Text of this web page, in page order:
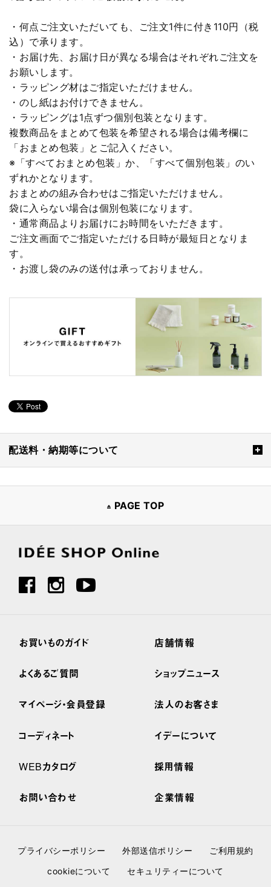
・何点ご注文いただいても、ご注文1件に付き110円（税
込）で承ります。
・お届け先、お届け日が異なる場合はそれぞれご注文を
お願いします。
・ラッピング材はご指定いただけません。
・のし紙はお付けできません。
・ラッピングは1点ずつ個別包装となります。
複数商品をまとめて包装を希望される場合は備考欄に
「おまとめ包装」とご記入ください。
※「すべておまとめ包装」か、「すべて個別包装」のい
ずれかとなります。
おまとめの組み合わせはご指定いただけません。
袋に入らない場合は個別包装になります。
・通常商品よりお届けにお時間をいただきます。
ご注文画面でご指定いただける日時が最短日となりま
す。
・お渡し袋のみの送付は承っておりません。
配送料・納期等について
PAGE TOP
お買いものガイド
よくあるご質問
マイページ・会員登録
コーディネート
WEBカタログ
お問い合わせ
店舗情報
ショップニュース
法人のお客さま
イデーについて
採用情報
企業情報
プライバシーポリシー 外部送信ポリシー
ご利用規約
cookieについて
セキュリティーについて